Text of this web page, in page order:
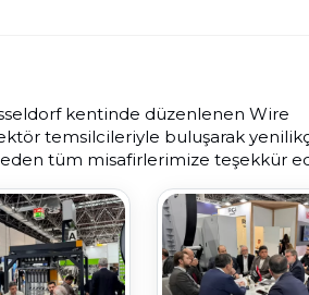
kentinde düzenlenen Wire
temsilcileriyle buluşarak
eden tüm misafirlerimize teşekkür